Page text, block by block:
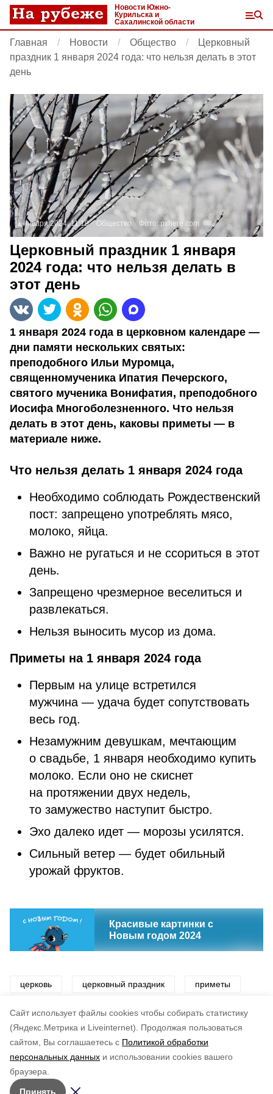
Cайт использует файлы cookies чтобы собирать статистику
(Яндекс.Метрика и Liveinternet).
Продолжая пользоваться
сайтом, Вы соглашаетесь с Политикой обработки
персональных данных и использовании cookies вашего
браузера.
Принять
Новости Южно-
Курильска и
Сахалинской области
Главная Новости Общество
Церковный
праздник 1 января 2024 года: что нельзя делать в этот
день
1 января 2024, 11:19 Общество Фото: pxhere.com
Церковный праздник 1 января
2024 года: что нельзя делать в
этот день
1 января 2024 года в церковном календаре —
дни памяти нескольких святых:
преподобного Ильи Муромца,
священномученика Ипатия Печерского,
святого мученика Вонифатия, преподобного
Иосифа Многоболезненного. Что нельзя
делать в этот день, каковы приметы — в
материале ниже.
Что нельзя делать 1 января 2024 года
Необходимо соблюдать Рождественский
пост: запрещено употреблять мясо,
молоко, яйца.
Важно не ругаться и не ссориться в этот
день.
Запрещено чрезмерное веселиться и
развлекаться.
Нельзя выносить мусор из дома.
Приметы на 1 января 2024 года
Первым на улице встретился
мужчина — удача будет сопутствовать
весь год.
Незамужним девушкам, мечтающим
о свадьбе, 1 января необходимо купить
молоко. Если оно не скиснет
на протяжении двух недель,
то замужество наступит быстро.
Эхо далеко идет — морозы усилятся.
Сильный ветер — будет обильный
урожай фруктов.
Красивые картинки с
Новым годом 2024
церковь церковный праздник приметы
погода
по оценке
5